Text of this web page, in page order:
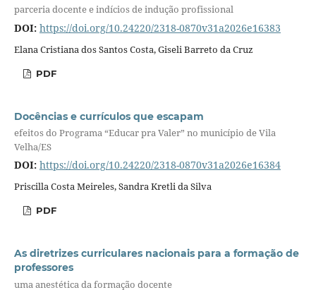
parceria docente e indícios de indução profissional
DOI: https://doi.org/10.24220/2318-0870v31a2026e16383
Elana Cristiana dos Santos Costa, Giseli Barreto da Cruz
PDF
Docências e currículos que escapam
efeitos do Programa “Educar pra Valer” no município de Vila
Velha/ES
DOI: https://doi.org/10.24220/2318-0870v31a2026e16384
Priscilla Costa Meireles, Sandra Kretli da Silva
PDF
As diretrizes curriculares nacionais para a formação de
professores
uma anestética da formação docente